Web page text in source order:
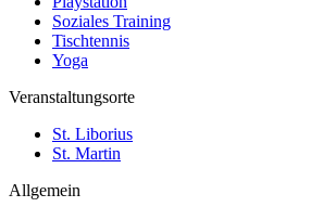
Soziales Training
Tischtennis
Yoga
Veranstaltungsorte
St. Liborius
St. Martin
Allgemein